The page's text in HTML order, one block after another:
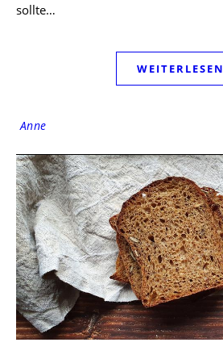
sollte…
WEITERLESEN
Anne